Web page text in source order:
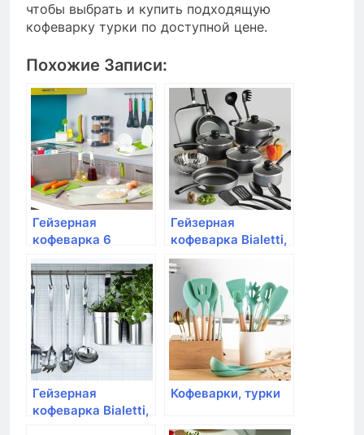
чтобы выбрать и купить подходящую
кофеварку турки по доступной цене.
Похожие Записи:
Гейзерная
кофеварка 6
Musa
Гейзерная
кофеварка Bialetti,
Moka Express, 3
порции
Гейзерная
кофеварка Bialetti,
Кофеварки, турки